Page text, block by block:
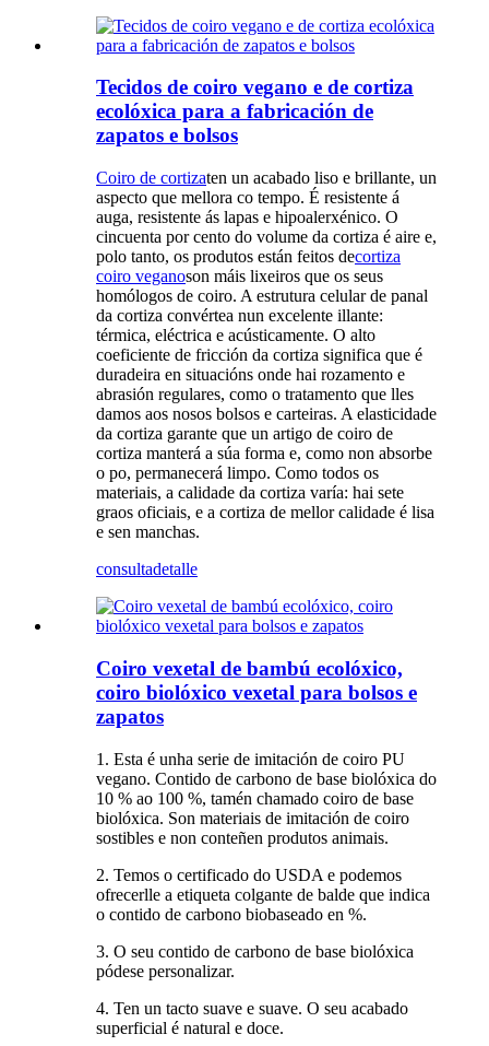
Tecidos de coiro vegano e de cortiza
ecolóxica para a fabricación de
zapatos e bolsos
Coiro de cortizaten un acabado liso e brillante, un
aspecto que mellora co tempo. É resistente á
auga, resistente ás lapas e hipoalerxénico. O
cincuenta por cento do volume da cortiza é aire e,
polo tanto, os produtos están feitos decortiza
coiro veganoson máis lixeiros que os seus
homólogos de coiro. A estrutura celular de panal
da cortiza convértea nun excelente illante:
térmica, eléctrica e acústicamente. O alto
coeficiente de fricción da cortiza significa que é
duradeira en situacións onde hai rozamento e
abrasión regulares, como o tratamento que lles
damos aos nosos bolsos e carteiras. A elasticidade
da cortiza garante que un artigo de coiro de
cortiza manterá a súa forma e, como non absorbe
o po, permanecerá limpo. Como todos os
materiais, a calidade da cortiza varía: hai sete
graos oficiais, e a cortiza de mellor calidade é lisa
e sen manchas.
consultadetalle
Coiro vexetal de bambú ecolóxico,
coiro biolóxico vexetal para bolsos e
zapatos
1. Esta é unha serie de imitación de coiro PU
vegano. Contido de carbono de base biolóxica do
10 % ao 100 %, tamén chamado coiro de base
biolóxica. Son materiais de imitación de coiro
sostibles e non conteñen produtos animais.
2. Temos o certificado do USDA e podemos
ofrecerlle a etiqueta colgante de balde que indica
o contido de carbono biobaseado en %.
3. O seu contido de carbono de base biolóxica
pódese personalizar.
4. Ten un tacto suave e suave. O seu acabado
superficial é natural e doce.